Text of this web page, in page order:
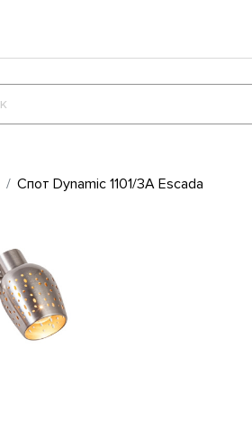
Спот Dynamic 1101/3A Escada